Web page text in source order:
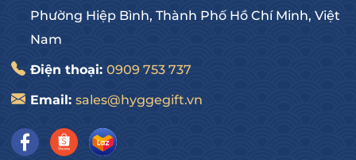
Phường Hiệp Bình, Thành Phố Hồ Chí Minh, Việt
Nam
Điện thoại: 0909 753 737
Email: sales@hyggegift.vn